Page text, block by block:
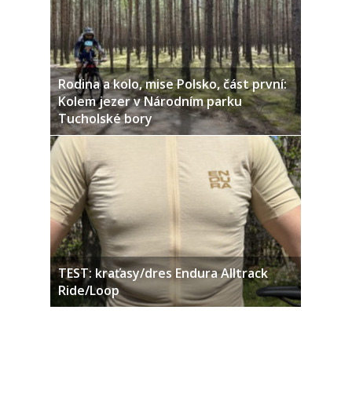
Rodina a kolo, mise Polsko, část první:
Kolem jezer v Národním parku
Tucholské bory
TEST: kraťasy/dres Endura Alltrack
Ride/Loop